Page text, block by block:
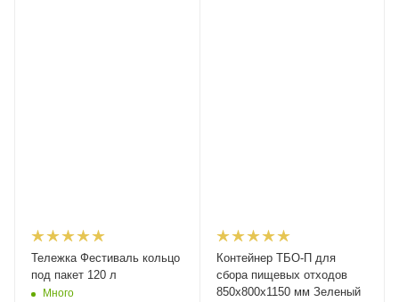
Тележка Фестиваль кольцо
под пакет 120 л
Много
Контейнер ТБО-П для
сбора пищевых отходов
850x800x1150 мм Зеленый